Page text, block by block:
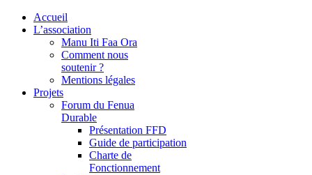
Accueil
L’association
Manu Iti Faa Ora
Comment nous
soutenir ?
Mentions légales
Projets
Forum du Fenua
Durable
Présentation FFD
Guide de participation
Charte de
Fonctionnement